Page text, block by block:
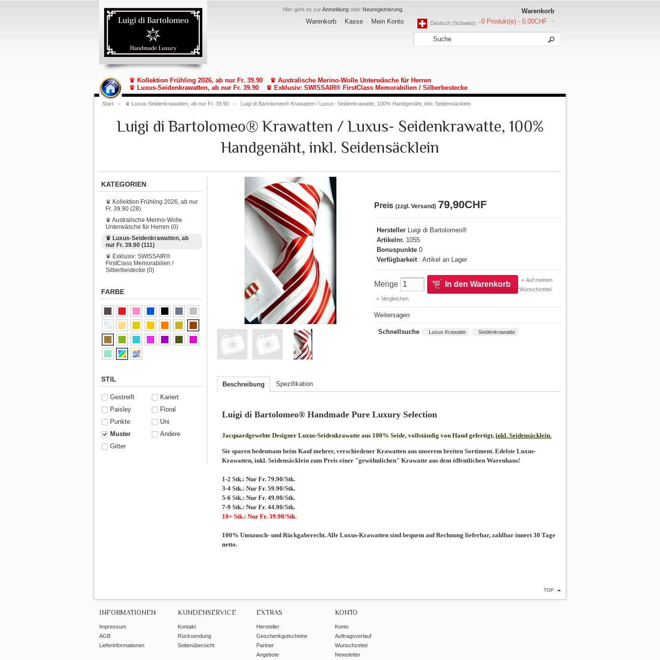
Hier geht es zurAnmeldung oder Neuregistrierung
Warenkorb Kasse Mein Konto
Warenkorb
0 Produkt(e) - 0,00CHF
Deutsch (Schweiz)
♛ Kollektion Frühling 2026, ab nur Fr. 39.90
♛ Australische Merino-Wolle Unterwäsche für Herren
♛ Luxus-Seidenkrawatten, ab nur Fr. 39.90
♛ Exklusiv: SWISSAIR® FirstClass Memorabilien / Silberbestecke
Start » ♛ Luxus-Seidenkrawatten, ab nur Fr. 39.90 » Luigi di Bartolomeo® Krawatten / Luxus- Seidenkrawatte, 100% Handgenäht, inkl. Seidensäcklein
Luigi di Bartolomeo® Krawatten / Luxus- Seidenkrawatte, 100%
Handgenäht, inkl. Seidensäcklein
Preis (zzgl. Versand) 79,90CHF
Hersteller Luigi di Bartolomeo®
Artikelnr. 1055
Bonuspunkte 0
Verfügbarkeit : Artikel an Lager
Menge In den Warenkorb
Auf meinen
Wunschzettel
Vergleichen
Weitersagen
Schnellsuche Luxus Krawatte Seidenkrawatte
Beschreibung Spezifikation
Luigi di Bartolomeo® Handmade Pure Luxury Selection
Jacquardgewebte Designer Luxus-Seidenkrawatte aus 100% Seide, vollständig von Hand gefertigt, inkl. Seidensäcklein.
Sie sparen bedeutsam beim Kauf mehrer, verschiedener Krawatten aus unserem breiten Sortiment. Edelste Luxus-
Krawatten, inkl. Seidensäcklein zum Preis einer "gewöhnlichen" Krawatte aus dem öffentlichen Warenhaus!
1-2 Stk.: Nur Fr. 79.90/Stk.
3-4 Stk.: Nur Fr. 59.90/Stk.
5-6 Stk.: Nur Fr. 49.90/Stk.
7-9 Stk.: Nur Fr. 44.90/Stk.
10+ Stk.: Nur Fr. 39.90/Stk.
100% Umtausch- und Rückgaberecht. Alle Luxus-Krawatten sind bequem auf Rechnung lieferbar, zahlbar innert 30 Tage
netto.
KATEGORIEN
♛ Kollektion Frühling 2026, ab nur
Fr. 39.90 (28)
♛ Australische Merino-Wolle
Unterwäsche für Herren (0)
♛ Luxus-Seidenkrawatten, ab
nur Fr. 39.90 (111)
♛ Exklusiv: SWISSAIR®
FirstClass Memorabilien /
Silberbestecke (0)
FARBE
STIL
Gestreift
Kariert
Paisley
Floral
Punkte
Uni
Muster
Andere
Gitter
TOP
INFORMATIONEN
Impressum
AGB
Lieferinformationen
KUNDENSERVICE
Kontakt
Rücksendung
Seitenübersicht
EXTRAS
Hersteller
Geschenkgutscheine
Partner
Angebote
KONTO
Konto
Auftragsverlauf
Wunschzettel
Newsletter